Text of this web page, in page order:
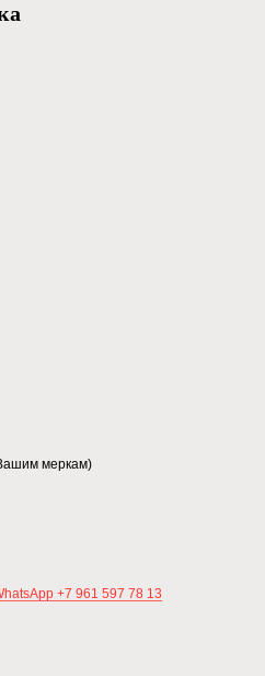
меркам)
+7 961 597 78 13